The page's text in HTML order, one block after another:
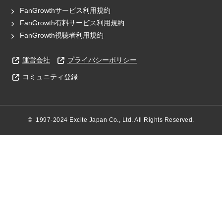
FanGrowthサービス利用規約
FanGrowth有料サービス利用規約
FanGrowth視聴者利用規約
運営会社 プライバシーポリシー
コミュニティ登録
©  1997-2024 Excite Japan Co., Ltd. All Rights Reserved.